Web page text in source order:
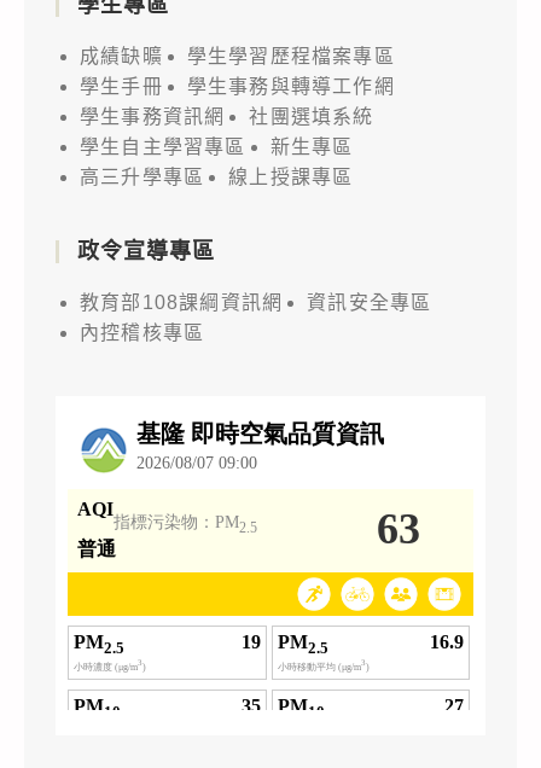
成績缺曠
學生學習歷程檔案專區
學生手冊
學生事務與轉導工作網
學生事務資訊網
社團選填系統
學生自主學習專區
新生專區
高三升學專區
線上授課專區
政令宣導專區
教育部108課綱資訊網
資訊安全專區
內控稽核專區